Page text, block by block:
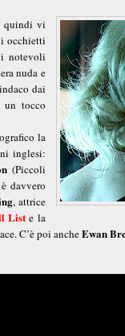
quindi vi
occhietti
notevoli
nuda e
dai
un tocco
la
inglesi:
(Piccoli
davvero
, attrice
List e la
C’è poi ancheEwan